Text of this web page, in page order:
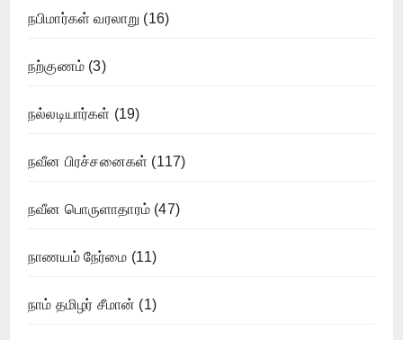
நபிமார்கள் வரலாறு (16)
நற்குணம் (3)
நல்லடியார்கள் (19)
நவீன பிரச்சனைகள் (117)
நவீன பொருளாதாரம் (47)
நாணயம் நேர்மை (11)
நாம் தமிழர் சீமான் (1)